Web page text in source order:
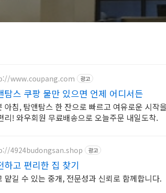
www.coupang.com 광고
탐스 쿠팡 물만 있으면 언제 어디서든
아침, 탐앤탐스 한 잔으로 빠르고 여유로운 시작
리! 와우회원 무료배송으로 오늘주문 내일도착.
4924budongsan.shop 광고
하고 편리한 집 찾기
믿고 맡길 수 있는 중개, 전문성과 신뢰로 함께합니다.